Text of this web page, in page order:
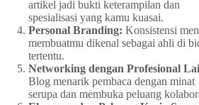
artikel jadi bukti keterampilan dan
spesialisasi yang kamu kuasai.
Personal Branding: Konsistensi
membuatmu dikenal sebagai ahli di
tertentu.
Networking dengan Profesional
Blog menarik pembaca dengan minat
serupa dan membuka peluang